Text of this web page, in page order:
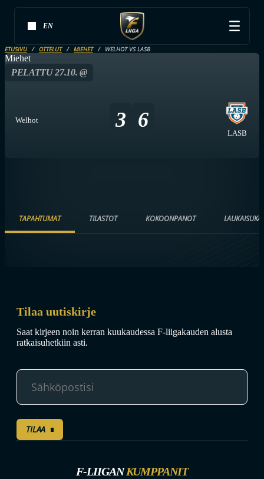
EN
ETUSIVU OTTELUT MIEHET WELHOT VS LASB
Miehet
PELATTU 27.10. @
Welhot 3 6
LASB
TAPAHTUMAT TILASTOT KOKOONPANOT
Tilaa uutiskirje
Saat kirjeen noin kerran kuukaudessa F-liigakauden alusta
ratkaisuhetkiin asti.
TILAA
F-LIIGANKUMPPANIT